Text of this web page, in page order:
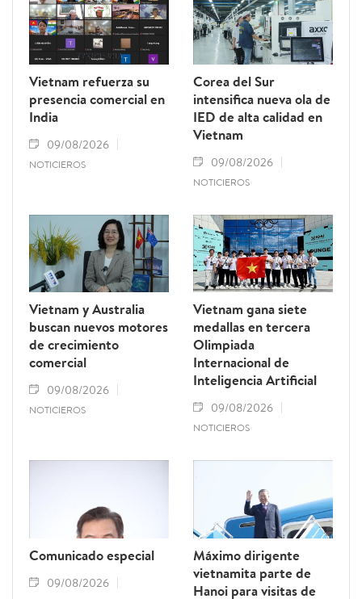
Vietnam refuerza su
presencia comercial en
India
09/08/2026
NOTICIEROS
Corea del Sur
intensifica nueva ola de
IED de alta calidad en
Vietnam
09/08/2026
NOTICIEROS
Vietnam y Australia
buscan nuevos motores
de crecimiento
comercial
09/08/2026
NOTICIEROS
Vietnam gana siete
medallas en tercera
Olimpiada
Internacional de
Inteligencia Artificial
09/08/2026
NOTICIEROS
Comunicado especial
09/08/2026
Máximo dirigente
vietnamita parte de
Hanoi para visitas de